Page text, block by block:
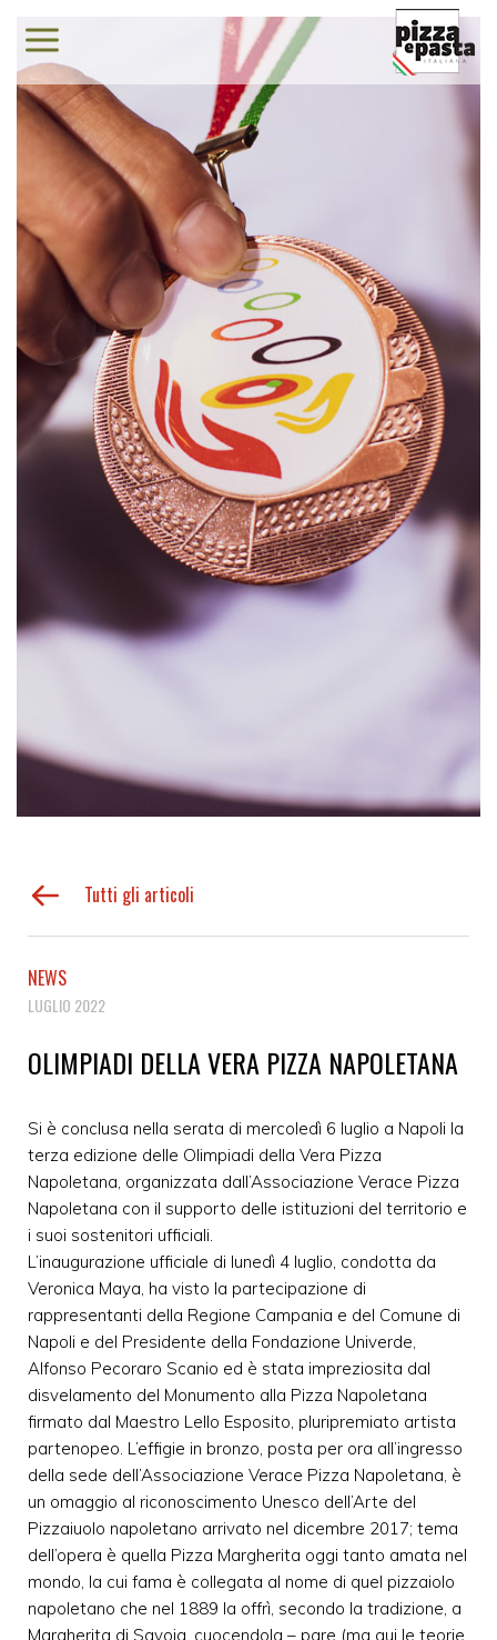
Tutti gli articoli
NEWS
LUGLIO 2022
OLIMPIADI DELLA VERA PIZZA NAPOLETANA
Si è conclusa nella serata di mercoledì 6 luglio a Napoli la
terza edizione delle Olimpiadi della Vera Pizza
Napoletana, organizzata dall’Associazione Verace Pizza
Napoletana con il supporto delle istituzioni del territorio e
i suoi sostenitori ufficiali.
L’inaugurazione ufficiale di lunedì 4 luglio, condotta da
Veronica Maya, ha visto la partecipazione di
rappresentanti della Regione Campania e del Comune di
Napoli e del Presidente della Fondazione Univerde,
Alfonso Pecoraro Scanio ed è stata impreziosita dal
disvelamento del Monumento alla Pizza Napoletana
firmato dal Maestro Lello Esposito, pluripremiato artista
partenopeo. L’effigie in bronzo, posta per ora all’ingresso
della sede dell’Associazione Verace Pizza Napoletana, è
un omaggio al riconoscimento Unesco dell’Arte del
Pizzaiuolo napoletano arrivato nel dicembre 2017; tema
dell’opera è quella Pizza Margherita oggi tanto amata nel
mondo, la cui fama è collegata al nome di quel pizzaiolo
napoletano che nel 1889 la offrì, secondo la tradizione, a
Margherita di Savoia, cuocendola – pare (ma qui le teorie